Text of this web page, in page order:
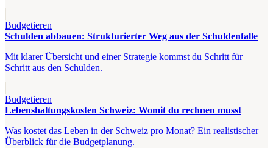
Budgetieren
Schulden abbauen: Strukturierter Weg aus der Schuldenfalle
Mit klarer Übersicht und einer Strategie kommst du Schritt für
Schritt aus den Schulden.
Budgetieren
Lebenshaltungskosten Schweiz: Womit du rechnen musst
Was kostet das Leben in der Schweiz pro Monat? Ein realistischer
Überblick für die Budgetplanung.